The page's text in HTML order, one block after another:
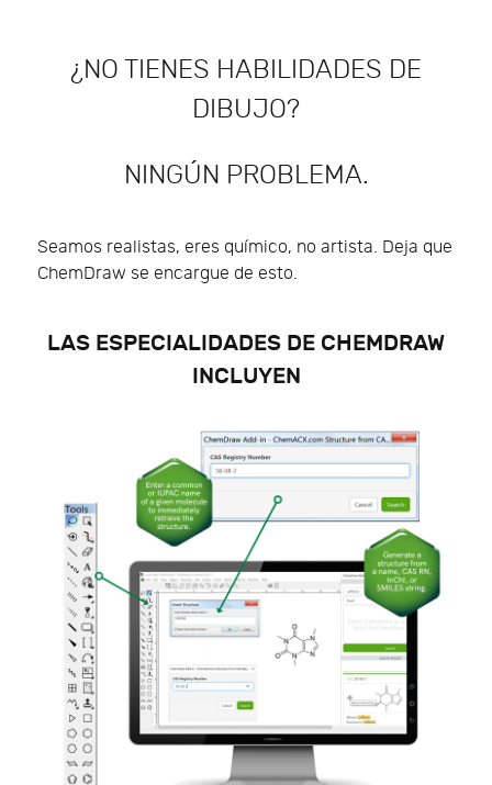
¿NO TIENES HABILIDADES DE
DIBUJO?
NINGÚN PROBLEMA.
Seamos realistas, eres químico, no artista. Deja que
ChemDraw se encargue de esto.
LAS ESPECIALIDADES DE CHEMDRAW
INCLUYEN